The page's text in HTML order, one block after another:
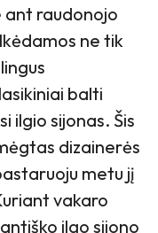
ant raudonojo
ne tik
balti
ilgio sijonas. Šis
dizainerės
metu jį
vakaro
ilgo sijono